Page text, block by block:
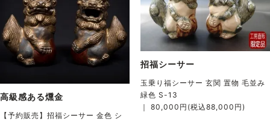
高級感ある燻金
【予約販売】招福シーサー 金色 シ
招福シーサー
玉乗り福シーサー 玄関 置物 毛並み
緑色 S-13
｜ 80,000円(税込88,000円)